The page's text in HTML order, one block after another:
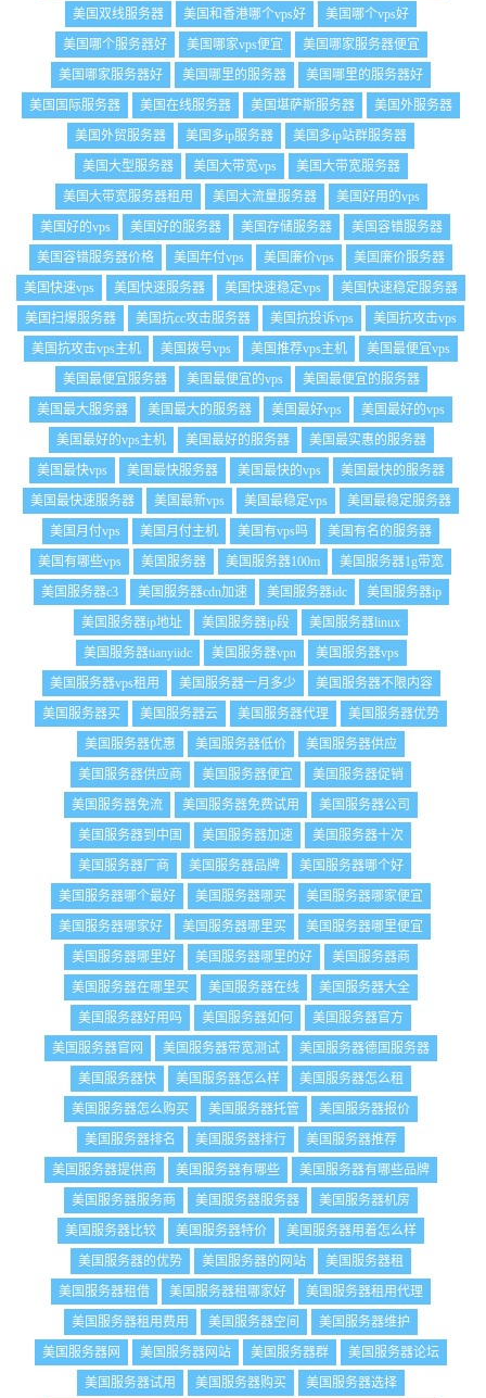
美国双线服务器
美国和香港哪个vps好
美国哪个vps好
美国哪个服务器好
美国哪家vps便宜
美国哪家服务器便宜
美国哪家服务器好
美国哪里的服务器
美国哪里的服务器好
美国国际服务器
美国在线服务器 美国堪萨斯服务器
美国外服务器
美国外贸服务器
美国多ip服务器
美国多ip站群服务器
美国大型服务器
美国大带宽vps
美国大带宽服务器
美国大带宽服务器租用
美国大流量服务器
美国好用的vps
美国好的vps
美国好的服务器 美国存储服务器
美国容错服务器
美国容错服务器价格
美国年付vps 美国廉价vps
美国廉价服务器
美国快速vps
美国快速服务器 美国快速稳定vps
美国快速稳定服务器
美国扫爆服务器
美国抗cc攻击服务器 美国抗投诉vps
美国抗攻击vps
美国抗攻击vps主机
美国拨号vps 美国推荐vps主机
美国最便宜vps
美国最便宜服务器
美国最便宜的vps
美国最便宜的服务器
美国最大服务器
美国最大的服务器 美国最好vps
美国最好的vps
美国最好的vps主机
美国最好的服务器
美国最实惠的服务器
美国最快vps
美国最快服务器 美国最快的vps
美国最快的服务器
美国最快速服务器
美国最新vps 美国最稳定vps
美国最稳定服务器
美国月付vps
美国月付主机 美国有vps吗
美国有名的服务器
美国有哪些vps
美国服务器 美国服务器100m
美国服务器1g带宽
美国服务器c3
美国服务器cdn加速 美国服务器idc
美国服务器ip
美国服务器ip地址
美国服务器ip段
美国服务器linux
美国服务器tianyiidc
美国服务器vpn
美国服务器vps
美国服务器vps租用
美国服务器一月多少
美国服务器不限内容
美国服务器买
美国服务器云 美国服务器代理
美国服务器优势
美国服务器优惠
美国服务器低价
美国服务器供应
美国服务器供应商
美国服务器便宜
美国服务器促销
美国服务器免流
美国服务器免费试用
美国服务器公司
美国服务器到中国
美国服务器加速
美国服务器十次
美国服务器厂商
美国服务器品牌
美国服务器哪个好
美国服务器哪个最好
美国服务器哪买
美国服务器哪家便宜
美国服务器哪家好
美国服务器哪里买
美国服务器哪里便宜
美国服务器哪里好
美国服务器哪里的好
美国服务器商
美国服务器在哪里买
美国服务器在线
美国服务器大全
美国服务器好用吗
美国服务器如何
美国服务器官方
美国服务器官网
美国服务器带宽测试
美国服务器德国服务器
美国服务器快
美国服务器怎么样
美国服务器怎么租
美国服务器怎么购买
美国服务器托管
美国服务器报价
美国服务器排名
美国服务器排行
美国服务器推荐
美国服务器提供商
美国服务器有哪些
美国服务器有哪些品牌
美国服务器服务商
美国服务器服务器
美国服务器机房
美国服务器比较
美国服务器特价
美国服务器用着怎么样
美国服务器的优势
美国服务器的网站
美国服务器租
美国服务器租借
美国服务器租哪家好
美国服务器租用代理
美国服务器租用费用
美国服务器空间
美国服务器维护
美国服务器网
美国服务器网站 美国服务器群
美国服务器论坛
美国服务器试用
美国服务器购买
美国服务器选择